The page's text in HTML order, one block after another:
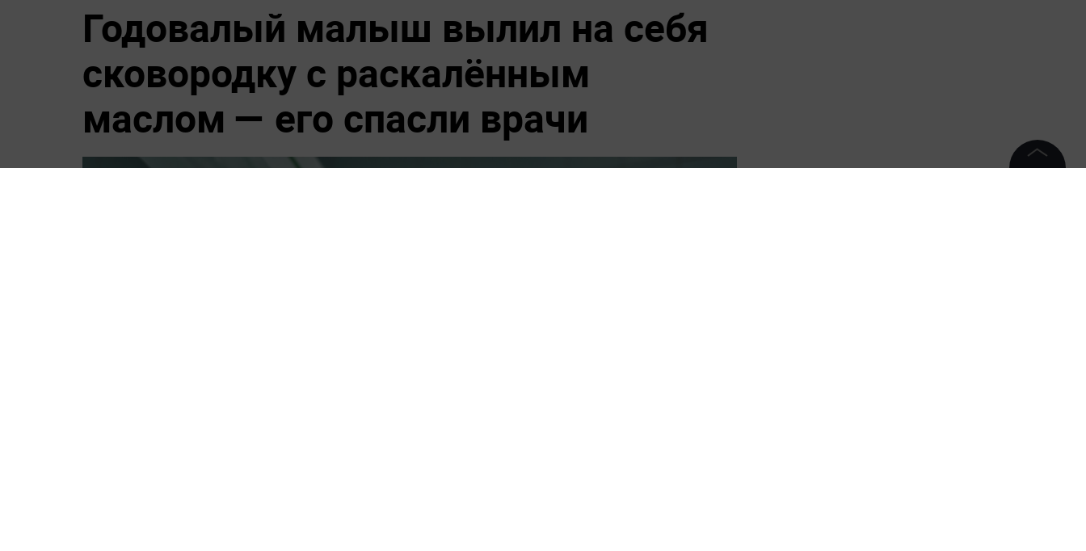
Годовалый малыш вылил на себя
сковородку с раскалённым
маслом — его спасли врачи